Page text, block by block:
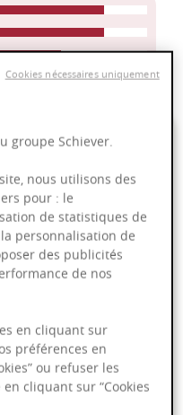
€
€/ L
groupe Schiever.
nous utilisons des
pour : le
de statistiques de
personnalisation de
des publicités
de nos
en cliquant sur
préférences en
ou refuser les
cliquant sur “Cookies
Cookies nécessaires uniquement